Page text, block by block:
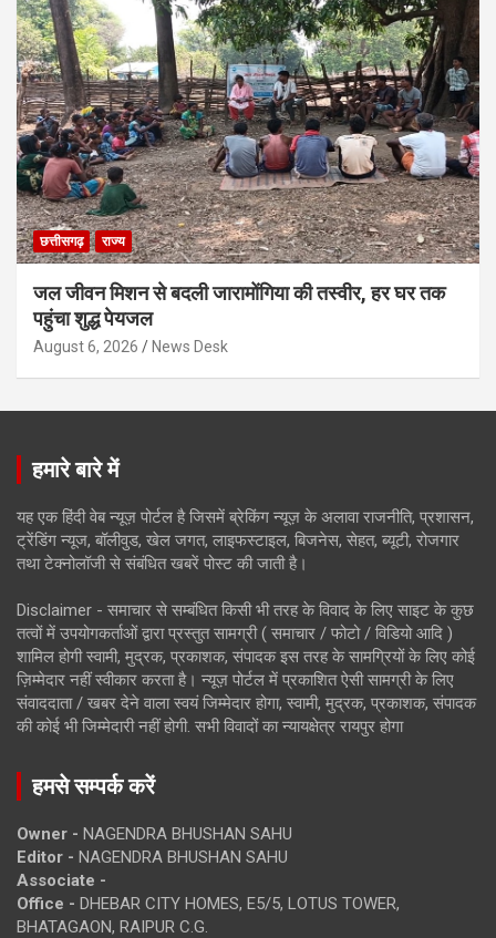
छत्तीसगढ़ राज्य
जल जीवन मिशन से बदली जारामोंगिया की तस्वीर, हर घर तक
पहुंचा शुद्ध पेयजल
August 6, 2026 News Desk
हमारे बारे में
यह एक हिंदी वेब न्यूज़ पोर्टल है जिसमें ब्रेकिंग न्यूज़ के अलावा राजनीति, प्रशासन,
ट्रेंडिंग न्यूज, बॉलीवुड, खेल जगत, लाइफस्टाइल, बिजनेस, सेहत, ब्यूटी, रोजगार
तथा टेक्नोलॉजी से संबंधित खबरें पोस्ट की जाती है।
Disclaimer - समाचार से सम्बंधित किसी भी तरह के विवाद के लिए साइट के कुछ
तत्वों में उपयोगकर्ताओं द्वारा प्रस्तुत सामग्री ( समाचार / फोटो / विडियो आदि )
शामिल होगी स्वामी, मुद्रक, प्रकाशक, संपादक इस तरह के सामग्रियों के लिए कोई
ज़िम्मेदार नहीं स्वीकार करता है। न्यूज़ पोर्टल में प्रकाशित ऐसी सामग्री के लिए
संवाददाता / खबर देने वाला स्वयं जिम्मेदार होगा, स्वामी, मुद्रक, प्रकाशक, संपादक
की कोई भी जिम्मेदारी नहीं होगी. सभी विवादों का न्यायक्षेत्र रायपुर होगा
हमसे सम्पर्क करें
Owner - NAGENDRA BHUSHAN SAHU
Editor - NAGENDRA BHUSHAN SAHU
Associate -
Office - DHEBAR CITY HOMES, E5/5, LOTUS TOWER,
BHATAGAON, RAIPUR C.G.